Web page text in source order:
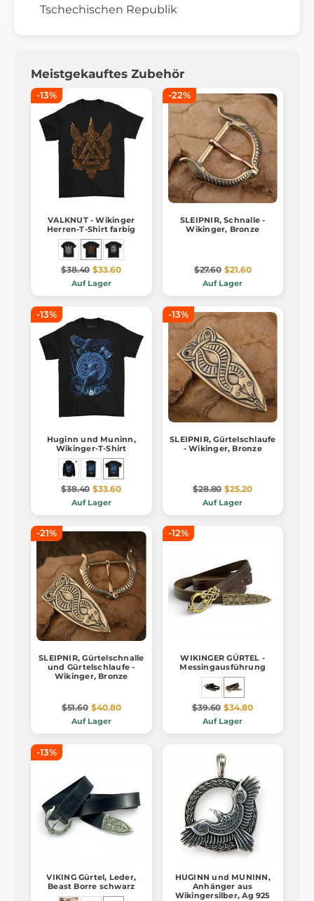
Tschechischen Republik
Meistgekauftes Zubehör
-13%
VALKNUT - Wikinger
Herren-T-Shirt farbig
$38.40 $33.60
Auf Lager
-22%
SLEIPNIR, Schnalle -
Wikinger, Bronze
$27.60 $21.60
Auf Lager
-13%
Huginn und Muninn,
Wikinger-T-Shirt
$38.40 $33.60
Auf Lager
-13%
SLEIPNIR, Gürtelschlaufe
- Wikinger, Bronze
$28.80 $25.20
Auf Lager
-21%
SLEIPNIR, Gürtelschnalle
und Gürtelschlaufe -
Wikinger, Bronze
$51.60 $40.80
Auf Lager
-12%
WIKINGER GÜRTEL -
Messingausführung
$39.60 $34.80
Auf Lager
-13%
VIKING Gürtel, Leder,
Beast Borre schwarz
HUGINN und MUNINN,
Anhänger aus
Wikingersilber, Ag 925